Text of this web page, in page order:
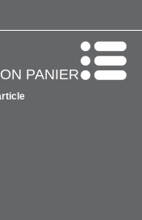
PANIER